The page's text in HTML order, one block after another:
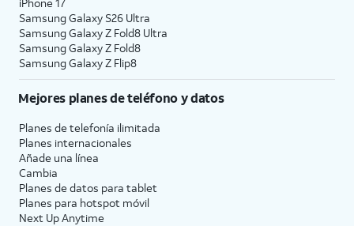
Samsung Galaxy S26 Ultra
Samsung Galaxy Z Fold8 Ultra
Samsung Galaxy Z Fold8
Samsung Galaxy Z Flip8
Mejores planes de teléfono y datos
Planes de telefonía ilimitada
Planes internacionales
Añade una línea
Cambia
Planes de datos para tablet
Planes para hotspot móvil
Next Up Anytime